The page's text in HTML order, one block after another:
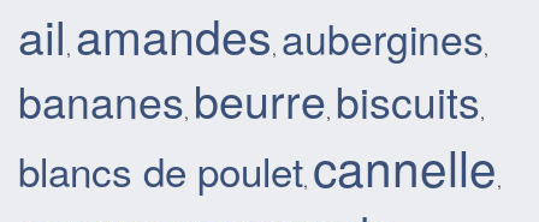
ail , amandes, aubergines,
bananes, beurre, biscuits,
blancs de poulet, cannelle,